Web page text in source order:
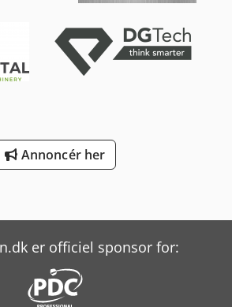
Annoncér her
er officiel sponsor for: